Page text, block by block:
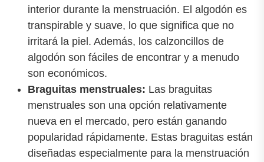
interior durante la menstruación. El algodón es
transpirable y suave, lo que significa que no
irritará la piel. Además, los calzoncillos de
algodón son fáciles de encontrar y a menudo
son económicos.
Braguitas menstruales: Las braguitas
menstruales son una opción relativamente
nueva en el mercado, pero están ganando
popularidad rápidamente. Estas braguitas están
diseñadas especialmente para la menstruación